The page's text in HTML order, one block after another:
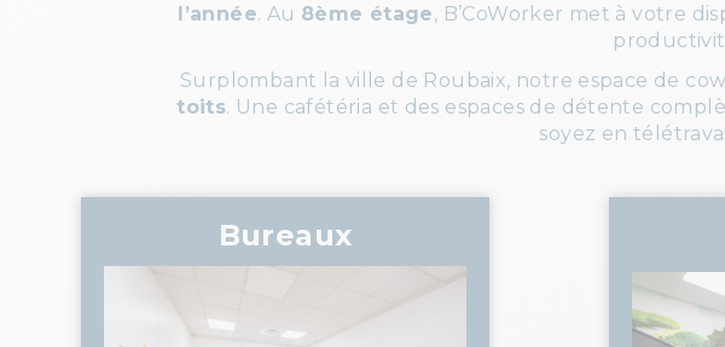
l’année. Au 8ème étage, B’CoWorker met à votre
Surplombant la ville de Roubaix, notre espace de
toits. Une cafétéria et des espaces de détente
soyez en
Bureaux